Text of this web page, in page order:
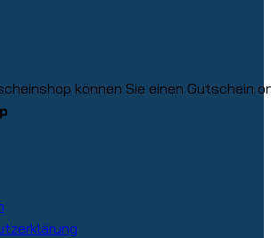
können Sie einen Gutschein